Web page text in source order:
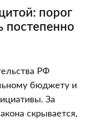
порог
постепенно
РФ
бюджету и
За
скрывается,